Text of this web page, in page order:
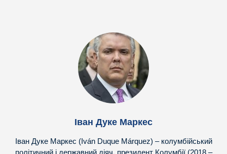
Іван Дуке Маркес
Іван Дуке Маркес (Iván Duque Márquez) – колумбійський
політичний і державний діяч, президент Колумбії (2018 –